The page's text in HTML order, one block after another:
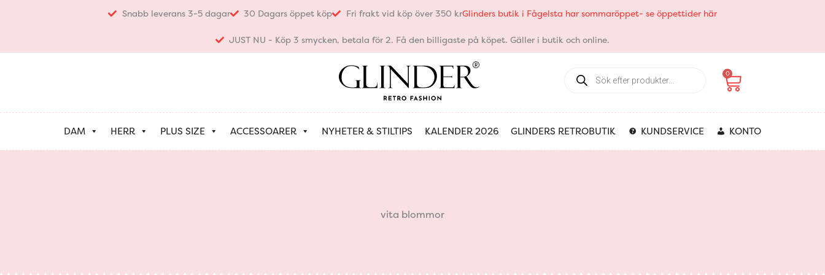
Snabb leverans 3-5 dagar 30 Dagars öppet köp Fri frakt vid köp över 350 krGlinders butik i Fågelsta har sommaröppet- se öppettider här
JUST NU - Köp 3 smycken, betala för 2. Få den billigaste på köpet. Gäller i butik och online.
search
0
Varukorg
DAM HERR PLUS SIZE ACCESSOARER NYHETER & STILTIPS KALENDER 2026 GLINDERS RETROBUTIK KUNDSERVICE KONTO
vita blommor